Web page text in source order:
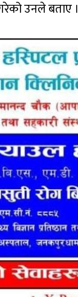
उनले बताए ।